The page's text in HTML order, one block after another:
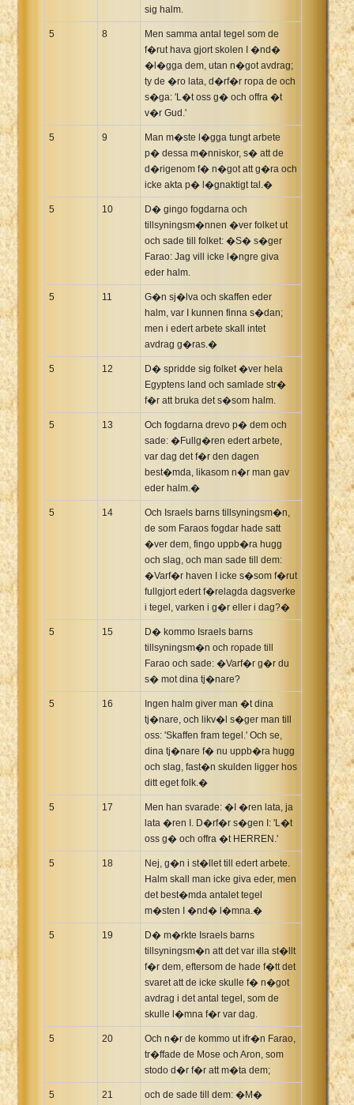
sig halm.
5 8
Men samma antal tegel som de
f�rut hava gjort skolen I �nd�
�l�gga dem, utan n�got avdrag;
ty de �ro lata, d�rf�r ropa de och
s�ga: 'L�t oss g� och offra �t
v�r Gud.'
5 9
Man m�ste l�gga tungt arbete
p� dessa m�nniskor, s� att de
d�rigenom f� n�got att g�ra och
icke akta p� l�gnaktigt tal.�
5 10
D� gingo fogdarna och
tillsyningsm�nnen �ver folket ut
och sade till folket: �S� s�ger
Farao: Jag vill icke l�ngre giva
eder halm.
5 11
G�n sj�lva och skaffen eder
halm, var I kunnen finna s�dan;
men i edert arbete skall intet
avdrag g�ras.�
5 12
D� spridde sig folket �ver hela
Egyptens land och samlade str�
f�r att bruka det s�som halm.
5 13
Och fogdarna drevo p� dem och
sade: �Fullg�ren edert arbete,
var dag det f�r den dagen
best�mda, likasom n�r man gav
eder halm.�
5 14
Och Israels barns tillsyningsm�n,
de som Faraos fogdar hade satt
�ver dem, fingo uppb�ra hugg
och slag, och man sade till dem:
�Varf�r haven I icke s�som f�rut
fullgjort edert f�relagda dagsverke
i tegel, varken i g�r eller i dag?�
5 15
D� kommo Israels barns
tillsyningsm�n och ropade till
Farao och sade: �Varf�r g�r du
s� mot dina tj�nare?
5 16
Ingen halm giver man �t dina
tj�nare, och likv�l s�ger man till
oss: 'Skaffen fram tegel.' Och se,
dina tj�nare f� nu uppb�ra hugg
och slag, fast�n skulden ligger hos
ditt eget folk.�
5 17
Men han svarade: �I �ren lata, ja
lata �ren I. D�rf�r s�gen I: 'L�t
oss g� och offra �t HERREN.'
5 18
Nej, g�n i st�llet till edert arbete.
Halm skall man icke giva eder, men
det best�mda antalet tegel
m�sten I �nd� l�mna.�
5 19
D� m�rkte Israels barns
tillsyningsm�n att det var illa st�llt
f�r dem, eftersom de hade f�tt det
svaret att de icke skulle f� n�got
avdrag i det antal tegel, som de
skulle l�mna f�r var dag.
5 20
Och n�r de kommo ut ifr�n Farao,
tr�ffade de Mose och Aron, som
stodo d�r f�r att m�ta dem;
5 21
och de sade till dem: �M�